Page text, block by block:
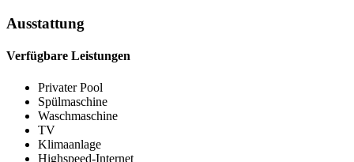
Ausstattung
Verfügbare Leistungen
Privater Pool
Spülmaschine
Waschmaschine
TV
Klimaanlage
Highspeed-Internet